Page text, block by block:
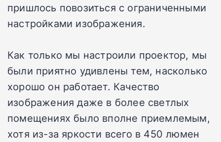
пришлось повозиться с ограниченными
настройками изображения.
Как только мы настроили проектор, мы
были приятно удивлены тем, насколько
хорошо он работает. Качество
изображения даже в более светлых
помещениях было вполне приемлемым,
хотя из-за яркости всего в 450 люмен